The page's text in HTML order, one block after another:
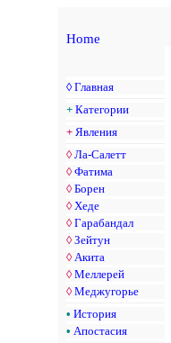
Home
◊ Главная
+ Категории
+ Явления
◊ Ла-Салетт
◊ Фатима
◊ Борен
◊ Хеде
◊ Гарабандал
◊ Зейтун
◊ Акита
◊ Меллерей
◊ Меджугорье
• История
• Апостасия